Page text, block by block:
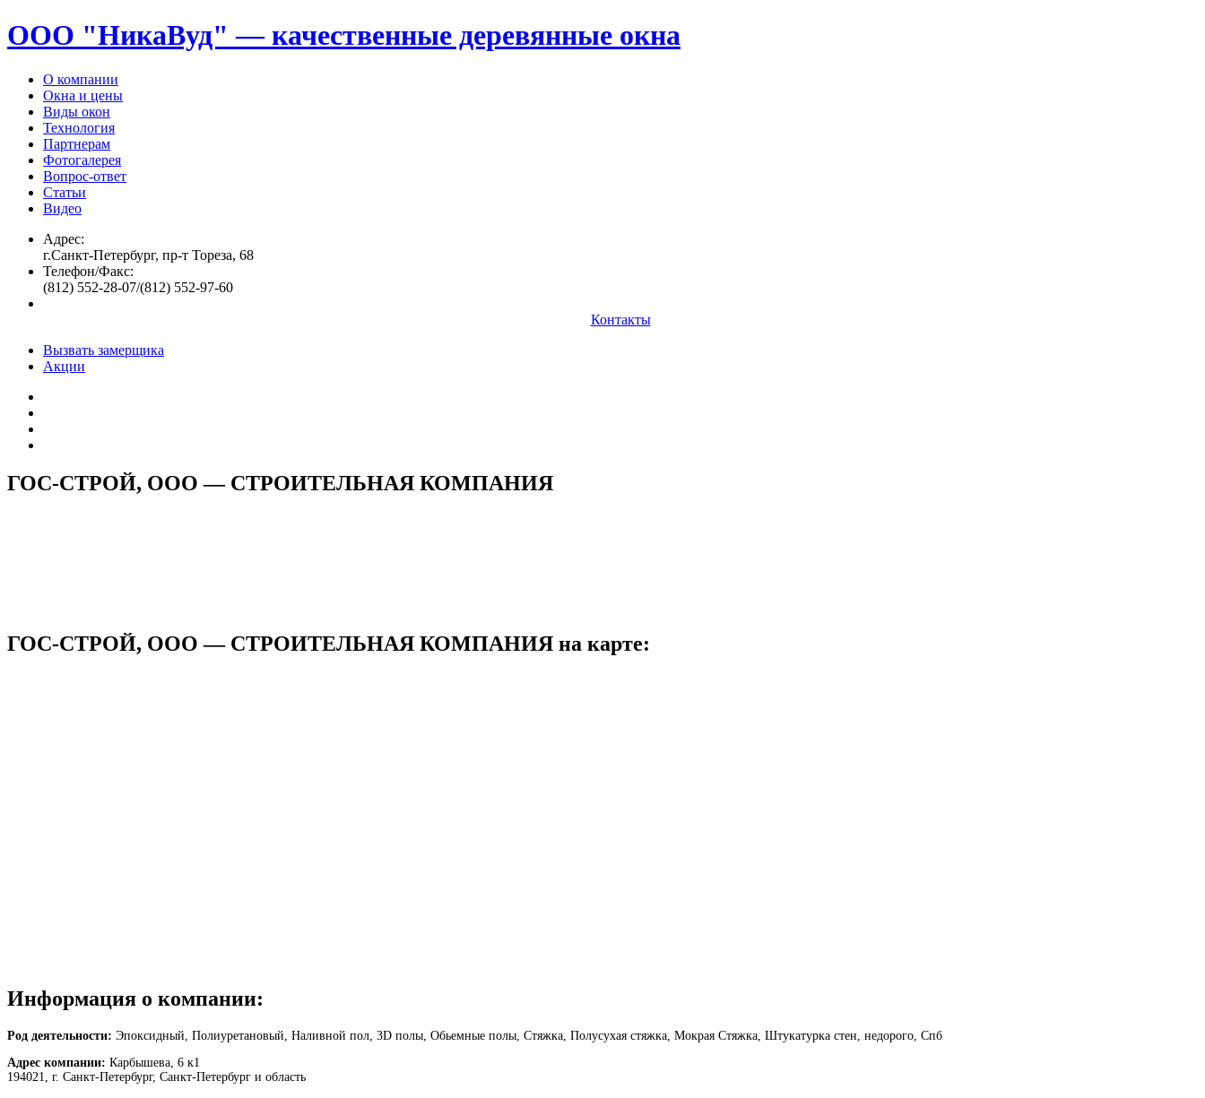
ООО "НикаВуд" — качественные деревянные окна
О компании
Окна и цены
Виды окон
Технология
Партнерам
Фотогалерея
Вопрос-ответ
Статьи
Видео
Адрес:
г.Санкт-Петербург, пр-т Тореза, 68
Телефон/Факс:
(812) 552-28-07/(812) 552-97-60
Контакты
Вызвать замерщика
Акции
ГОС-СТРОЙ, ООО — СТРОИТЕЛЬНАЯ КОМПАНИЯ
ГОС-СТРОЙ, ООО — СТРОИТЕЛЬНАЯ КОМПАНИЯ на карте:
Информация о компании:
Род деятельности: Эпоксидный, Полиуретановый, Наливной пол, 3D полы, Обьемные полы, Стяжка, Полусухая стяжка, Мокрая Стяжка, Штукатурка стен, недорого, Спб
Адрес компании: Карбышева, 6 к1
194021, г. Санкт-Петербург, Санкт-Петербург и область